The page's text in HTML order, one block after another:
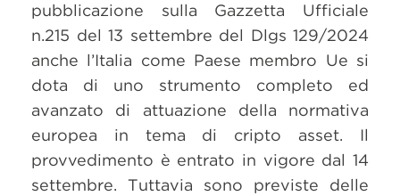
pubblicazione sulla Gazzetta Ufficiale
n.215 del 13 settembre del Dlgs 129/2024
anche l’Italia come Paese membro Ue si
dota di uno strumento completo ed
avanzato di attuazione della normativa
europea in tema di cripto asset. Il
provvedimento è entrato in vigore dal 14
settembre. Tuttavia sono previste delle